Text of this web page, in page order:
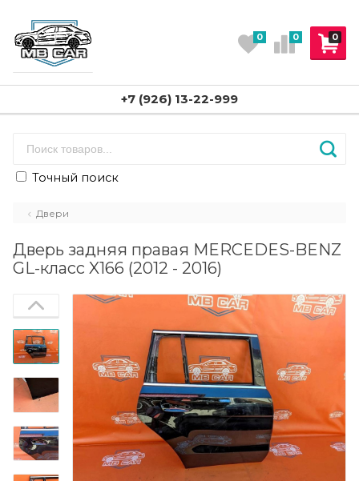
0
0 0
+7 (926) 13-22-999
Точный поиск
Двери
Дверь задняя правая MERCEDES-BENZ
GL-класс X166 (2012 - 2016)